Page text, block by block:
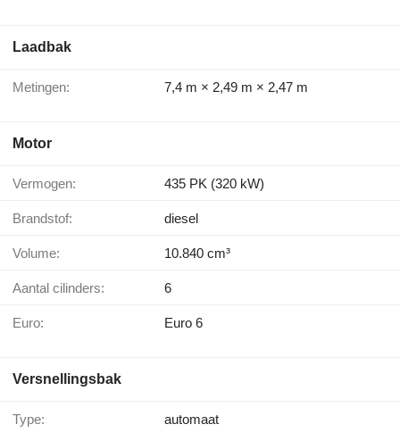
Laadbak
Metingen: 7,4 m × 2,49 m × 2,47 m
Motor
Vermogen: 435 PK (320 kW)
Brandstof: diesel
Volume: 10.840 cm³
Aantal cilinders: 6
Euro: Euro 6
Versnellingsbak
Type: automaat